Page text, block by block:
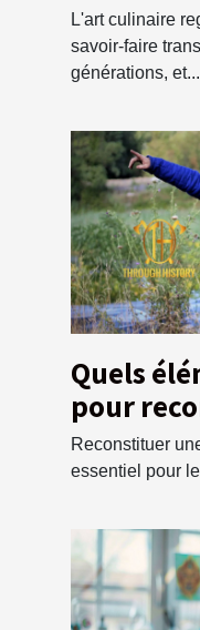
préparer
couscous
L'art culinaire
savoir-faire
générations, et...
Quels
pour
tunique
Reconstituer
essentiel pour